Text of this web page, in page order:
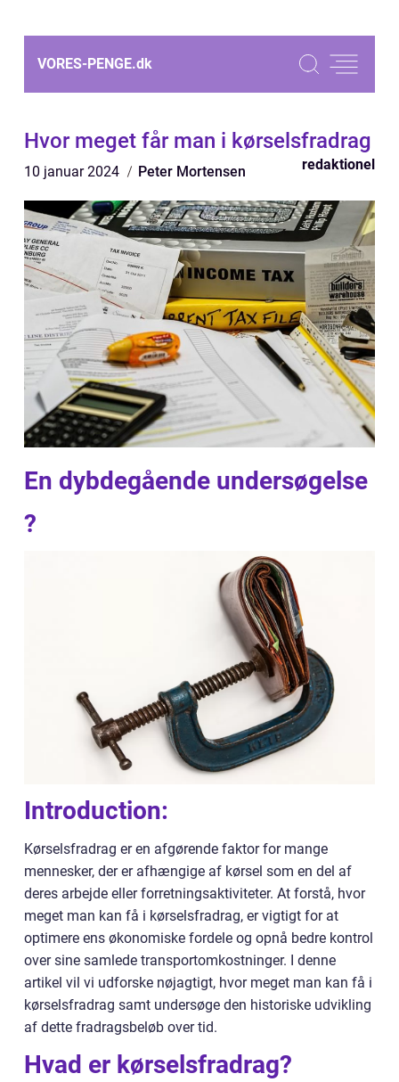
VORES-PENGE.dk
Hvor meget får man i kørselsfradrag
10 januar 2024 Peter Mortensen redaktionel
En dybdegående undersøgelse
?
Introduction:
Kørselsfradrag er en afgørende faktor for mange
mennesker, der er afhængige af kørsel som en del af
deres arbejde eller forretningsaktiviteter. At forstå, hvor
meget man kan få i kørselsfradrag, er vigtigt for at
optimere ens økonomiske fordele og opnå bedre kontrol
over sine samlede transportomkostninger. I denne
artikel vil vi udforske nøjagtigt, hvor meget man kan få i
kørselsfradrag samt undersøge den historiske udvikling
af dette fradragsbeløb over tid.
Hvad er kørselsfradrag?